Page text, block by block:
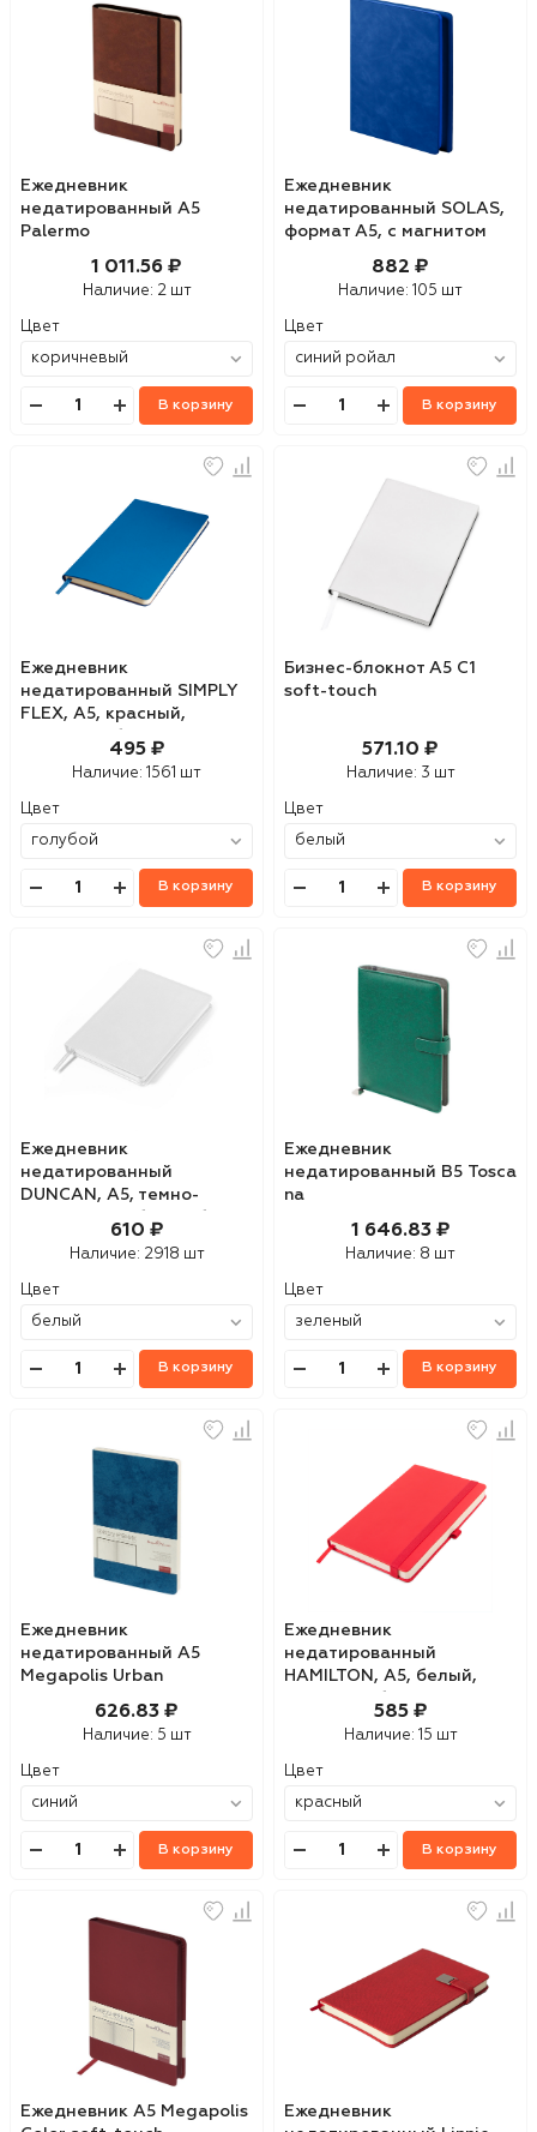
Ежедневник
недатированный А5
Palermo
1 011.56 ₽
Наличие: 2 шт
Цвет
В корзину
Ежедневник
недатированный SOLAS,
формат А5, с магнитом
темно-синий, кремовый
блок в линейку
882 ₽
Наличие: 105 шт
Цвет
В корзину
Ежедневник
недатированный SIMPLY
FLEX, А5, красный,
495 ₽
Наличие: 1561 шт
Цвет
В корзину
Бизнес-блокнот А5 C1
soft-touch
571.10 ₽
Наличие: 3 шт
Цвет
В корзину
Ежедневник
недатированный
DUNCAN, А5, темно-
610 ₽
Наличие: 2918 шт
Цвет
В корзину
Ежедневник
недатированный В5 Tosca
na
1 646.83 ₽
Наличие: 8 шт
Цвет
В корзину
Ежедневник
недатированный А5
Megapolis Urban
626.83 ₽
Наличие: 5 шт
Цвет
В корзину
Ежедневник
недатированный
HAMILTON, A5, белый,
кремовый блок
585 ₽
Наличие: 15 шт
Цвет
В корзину
Ежедневник А5 Megapolis
Ежедневник